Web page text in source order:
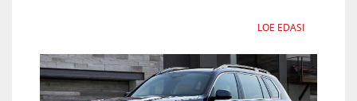
LOE EDASI